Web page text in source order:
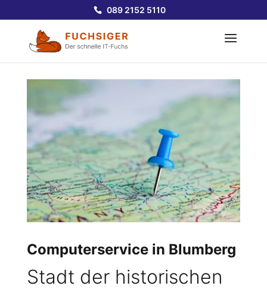
089 2152 5110
Computerservice in Blumberg
Stadt der historischen